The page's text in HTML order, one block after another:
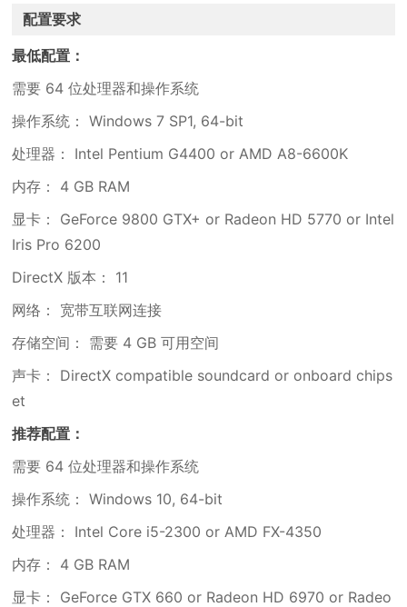
配置要求
最低配置：
需要 64 位处理器和操作系统
操作系统： Windows 7 SP1, 64-bit
处理器： Intel Pentium G4400 or AMD A8-6600K
内存： 4 GB RAM
显卡： GeForce 9800 GTX+ or Radeon HD 5770 or Intel
Iris Pro 6200
DirectX 版本： 11
网络： 宽带互联网连接
存储空间： 需要 4 GB 可用空间
声卡： DirectX compatible soundcard or onboard chips
et
推荐配置：
需要 64 位处理器和操作系统
操作系统： Windows 10, 64-bit
处理器： Intel Core i5-2300 or AMD FX-4350
内存： 4 GB RAM
显卡： GeForce GTX 660 or Radeon HD 6970 or Radeo